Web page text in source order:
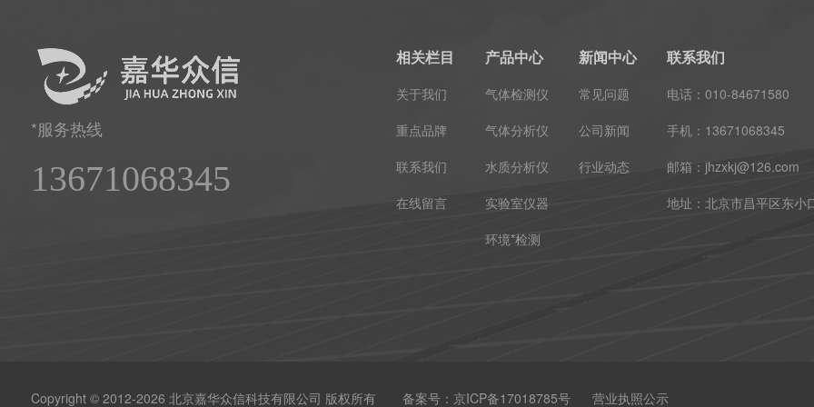
*服务热线
13671068345
相关栏目
关于我们
重点品牌
联系我们
在线留言
产品中心
气体检测仪
气体分析仪
水质分析仪
实验室仪器
环境*检测
新闻中心
常见问题
公司新闻
行业动态
联系我们
电话：010-84671580
手机：13671068345
邮箱：jhzxkj@126.com
地址：北京市昌平区东
Copyright © 2012-2026 北京嘉华众信科技有限公司 版权所有 备案号： 京ICP备17018785号 营业执照公示